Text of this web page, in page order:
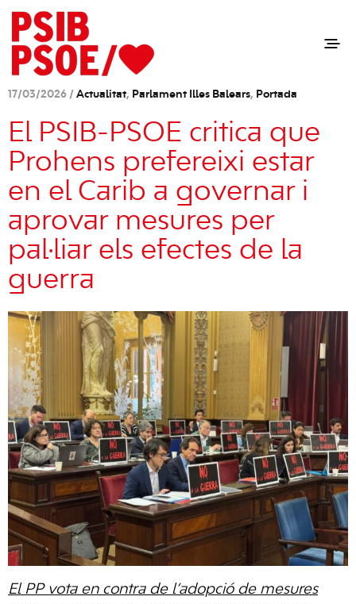
17/03/2026 / Actualitat, Parlament Illes Balears, Portada
El PSIB-PSOE critica que
Prohens prefereixi estar
en el Carib a governar i
aprovar mesures per
pal·liar els efectes de la
guerra
El PP vota en contra de l’adopció de mesures